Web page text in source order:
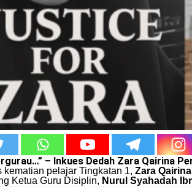
– Inkues Dedah Zara Qairina
kematian pelajar Tingkatan 1, Zara
Ketua Guru Disiplin, Nurul Syahadah